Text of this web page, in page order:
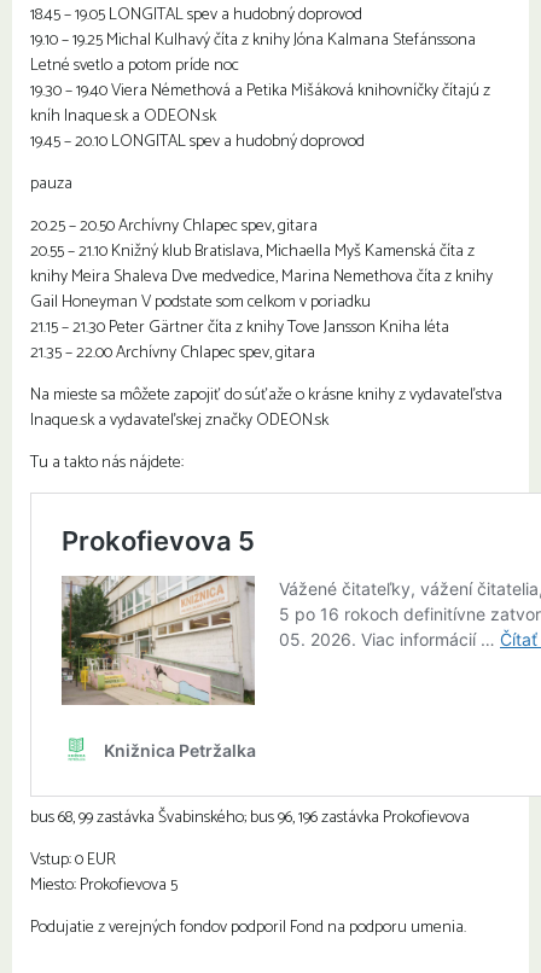
18.45 – 19.05 LONGITAL spev a hudobný doprovod
19.10 – 19.25 Michal Kulhavý číta z knihy Jóna Kalmana Stefánssona
Letné svetlo a potom príde noc
19.30 – 19.40 Viera Némethová a Petika Mišáková knihovníčky čítajú z
kníh Inaque.sk a ODEON.sk
19.45 – 20.10 LONGITAL spev a hudobný doprovod
pauza
20.25 – 20.50 Archívny Chlapec spev, gitara
20.55 – 21.10 Knižný klub Bratislava, Michaella Myš Kamenská číta z
knihy Meira Shaleva Dve medvedice, Marina Nemethova číta z knihy
Gail Honeyman V podstate som celkom v poriadku
21.15 – 21.30 Peter Gärtner číta z knihy Tove Jansson Kniha léta
21.35 – 22.00 Archívny Chlapec spev, gitara
Na mieste sa môžete zapojiť do súťaže o krásne knihy z vydavateľstva
Inaque.sk a vydavateľskej značky ODEON.sk
Tu a takto nás nájdete:
bus 68, 99 zastávka Švabinského; bus 96, 196 zastávka Prokofievova
Vstup: 0 EUR
Miesto: Prokofievova 5
Podujatie z verejných fondov podporil Fond na podporu umenia.